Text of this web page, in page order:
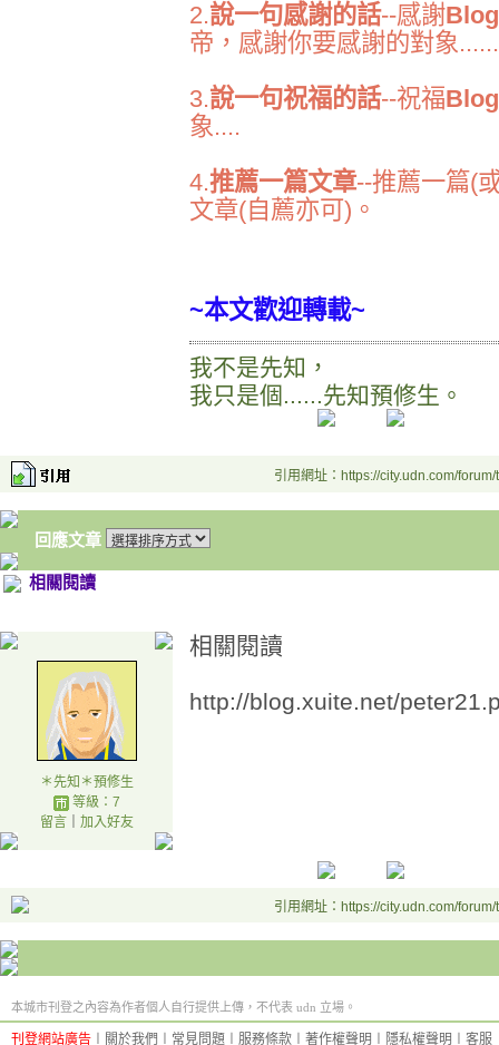
2.說一句感謝的話--感謝
帝，感謝你要感謝的對象......
3.說一句祝福的話--祝福
象....
4.推薦一篇文章--推薦一篇(
文章(自薦亦可)。
~本文歡迎轉載~
我不是先知，
我只是個......先知預修生。
引用網址：https://city.udn.com/
回應文章
相關閱讀
＊先知＊預修生
等級：7
留言｜ 加入好友
相關閱讀
http://blog.xuite.net/
引用網址：https://city.udn.com/
本城市刊登之內容為作者個人自行提供上傳，不代表 udn 立場。
刊登網站廣告 關於我們 常見問題 服務條款 著作權聲明 隱私權聲明 客服